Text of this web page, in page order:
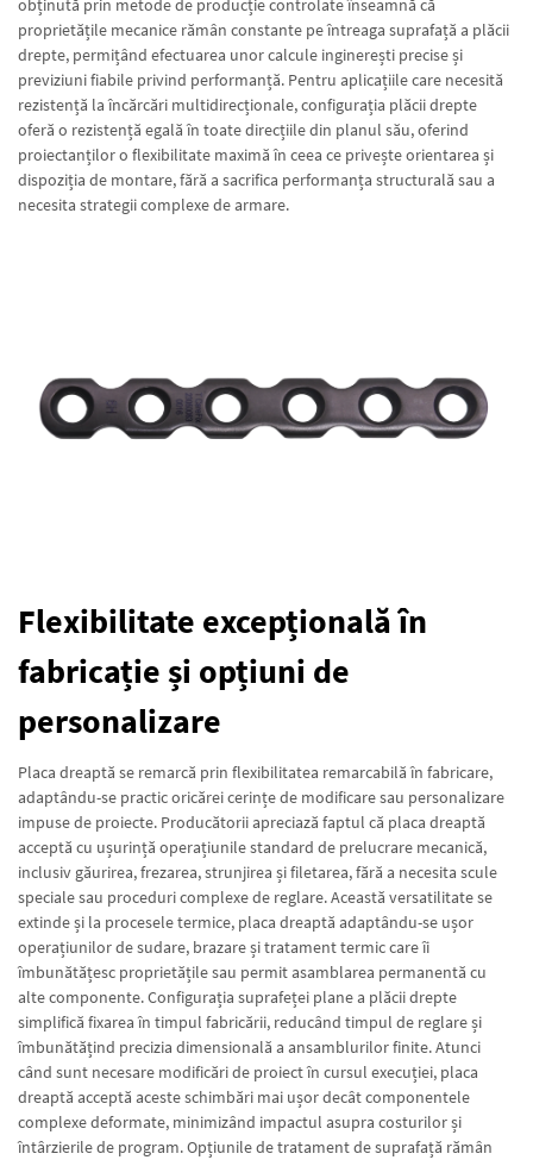
obținută prin metode de producție controlate înseamnă că
proprietățile mecanice rămân constante pe întreaga suprafață a plăcii
drepte, permițând efectuarea unor calcule inginerești precise și
previziuni fiabile privind performanță. Pentru aplicațiile care necesită
rezistență la încărcări multidirecționale, configurația plăcii drepte
oferă o rezistență egală în toate direcțiile din planul său, oferind
proiectanților o flexibilitate maximă în ceea ce privește orientarea și
dispoziția de montare, fără a sacrifica performanța structurală sau a
necesita strategii complexe de armare.
Flexibilitate excepțională în
fabricație și opțiuni de
personalizare
Placa dreaptă se remarcă prin flexibilitatea remarcabilă în fabricare,
adaptându-se practic oricărei cerințe de modificare sau personalizare
impuse de proiecte. Producătorii apreciază faptul că placa dreaptă
acceptă cu ușurință operațiunile standard de prelucrare mecanică,
inclusiv găurirea, frezarea, strunjirea și filetarea, fără a necesita scule
speciale sau proceduri complexe de reglare. Această versatilitate se
extinde și la procesele termice, placa dreaptă adaptându-se ușor
operațiunilor de sudare, brazare și tratament termic care îi
îmbunătățesc proprietățile sau permit asamblarea permanentă cu
alte componente. Configurația suprafeței plane a plăcii drepte
simplifică fixarea în timpul fabricării, reducând timpul de reglare și
îmbunătățind precizia dimensională a ansamblurilor finite. Atunci
când sunt necesare modificări de proiect în cursul execuției, placa
dreaptă acceptă aceste schimbări mai ușor decât componentele
complexe deformate, minimizând impactul asupra costurilor și
întârzierile de program. Opțiunile de tratament de suprafață rămân